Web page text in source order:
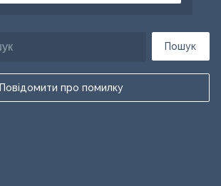
Пошук
Повідомити про помилку